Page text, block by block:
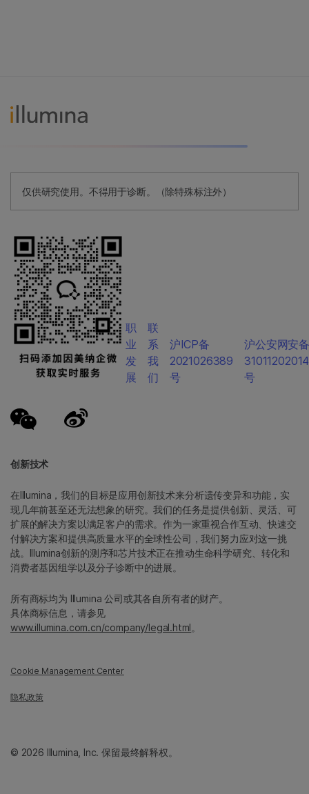
仅供研究使用。不得用于诊断。（除特殊标注外）
创新技术
在Illumina，我们的目标是应用创新技术来分析遗传变异和功能，实
现几年前甚至还无法想象的研究。我们的任务是提供创新、灵活、可
扩展的解决方案以满足客户的需求。作为一家重视合作互动、快速交
付解决方案和提供高质量水平的全球性公司，我们努力应对这一挑
战。Illumina创新的测序和芯片技术正在推动生命科学研究、转化和
消费者基因组学以及分子诊断中的进展。
所有商标均为 Illumina 公司或其各自所有者的财产。
具体商标信息，请参见
www.illumina.com.cn/company/legal.html。
Cookie Management Center
隐私政策
职
业
发
展
联
系
我
们
沪ICP备
2021026389
号
沪公安网安
号
© 2026 Illumina, Inc. 保留最终解释权。